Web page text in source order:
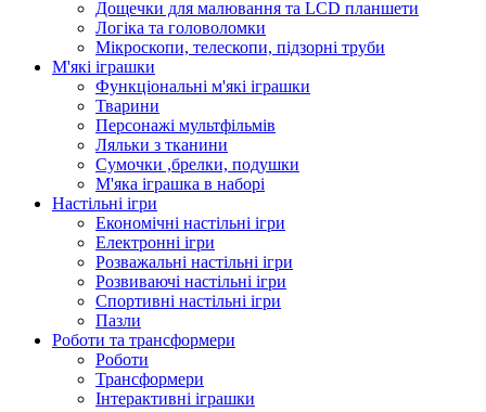
Дощечки для малювання та LCD планшети
Логіка та головоломки
Мікроскопи, телескопи, підзорні труби
М'які іграшки
Функціональні м'які іграшки
Тварини
Персонажі мультфільмів
Ляльки з тканини
Сумочки ,брелки, подушки
М'яка іграшка в наборі
Настільні ігри
Економічні настільні ігри
Електронні ігри
Розважальні настільні ігри
Розвиваючі настільні ігри
Спортивні настільні ігри
Пазли
Роботи та трансформери
Роботи
Трансформери
Інтерактивні іграшки